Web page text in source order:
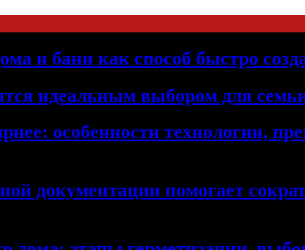
и бани как способ быстро
идеальным выбором для
особенности технологии,
документации помогает